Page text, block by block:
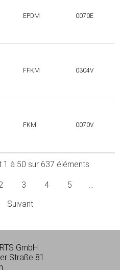
EPDM 0070E
FFKM 0304V
FKM 0070V
à 50 sur 637 éléments
3 4 5
…
Suivant
GmbH
Straße 81